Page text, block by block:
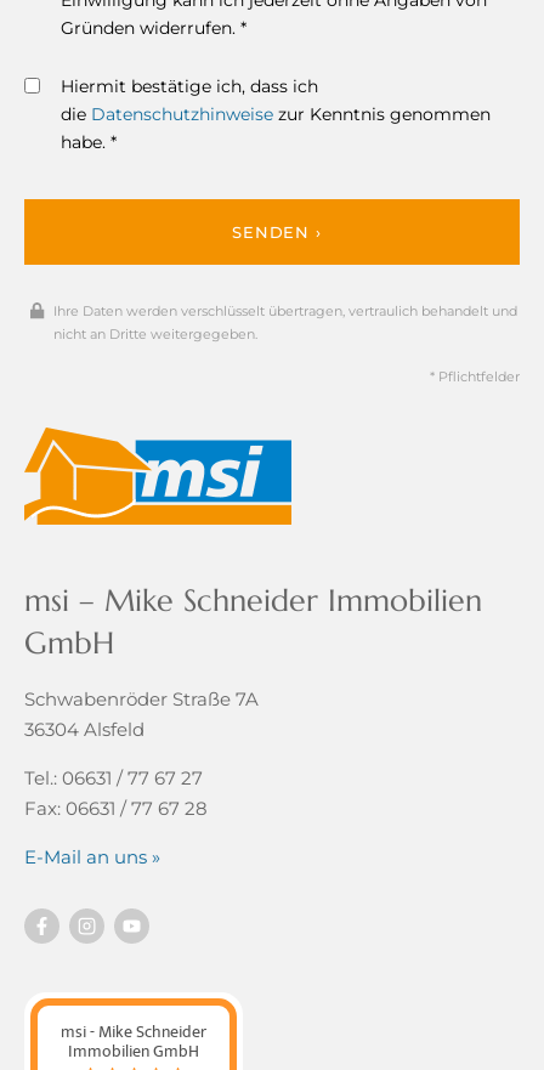
Gründen widerrufen. *
Hiermit bestätige ich, dass ich
die Datenschutzhinweise zur Kenntnis genommen
habe. *
SENDEN ›
Ihre Daten werden verschlüsselt übertragen, vertraulich behandelt und
nicht an Dritte weitergegeben.
* Pflichtfelder
msi – Mike Schneider Immobilien
GmbH
Schwabenröder Straße 7A
36304 Alsfeld
Tel.: 06631 / 77 67 27
Fax: 06631 / 77 67 28
E-Mail an uns »
msi - Mike Schneider
Immobilien GmbH